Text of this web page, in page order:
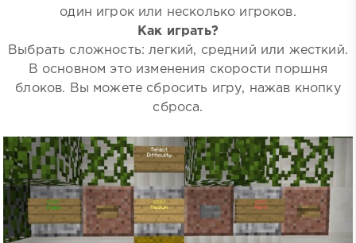
один игрок или несколько игроков.
Как играть?
Выбрать сложность: легкий, средний или жесткий.
В основном это изменения скорости поршня
блоков. Вы можете сбросить игру, нажав кнопку
сброса.